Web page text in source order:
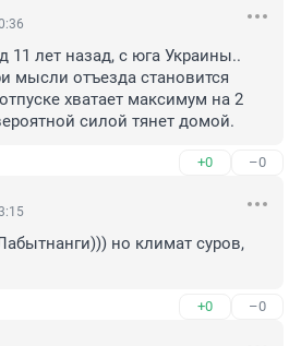
11 лет назад, с юга Украины..
мысли отъезда становится
хватает максимум на 2
силой тянет домой.
+0 –0
но климат суров,
+0 –0